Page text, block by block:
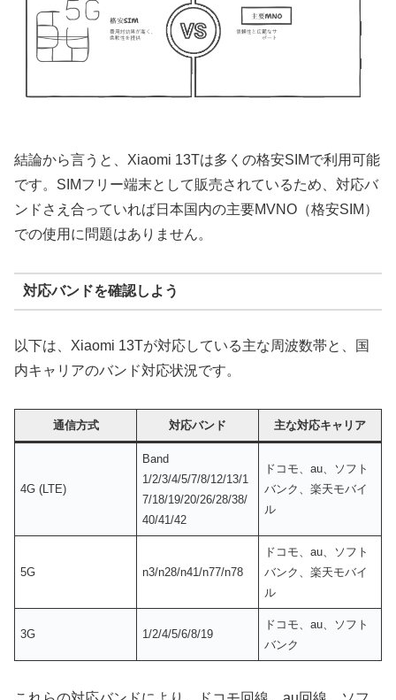
結論から言うと、Xiaomi 13Tは多くの格安SIMで利用可能
です。SIMフリー端末として販売されているため、対応バ
ンドさえ合っていれば日本国内の主要MVNO（格安SIM）
での使用に問題はありません。
対応バンドを確認しよう
以下は、Xiaomi 13Tが対応している主な周波数帯と、国
内キャリアのバンド対応状況です。
通信方式 対応バンド 主な対応キャリア
4G (LTE)
Band
1/2/3/4/5/7/8/12/13/1
7/18/19/20/26/28/38/
40/41/42
ドコモ、au、ソフト
バンク、楽天モバイ
ル
5G n3/n28/n41/n77/n78
ドコモ、au、ソフト
バンク、楽天モバイ
ル
3G 1/2/4/5/6/8/19
ドコモ、au、ソフト
バンク